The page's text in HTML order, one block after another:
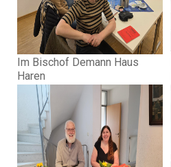
Im Bischof Demann Haus
Haren